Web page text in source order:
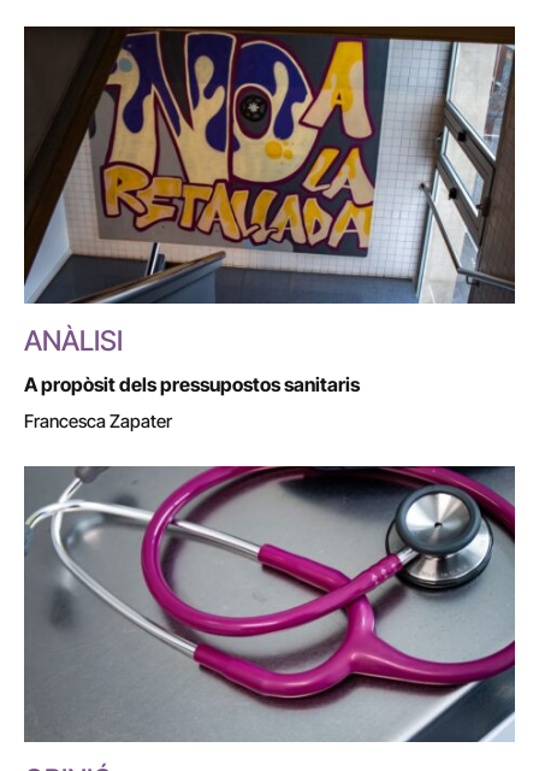
ANÀLISI
A propòsit dels pressupostos sanitaris
Francesca Zapater